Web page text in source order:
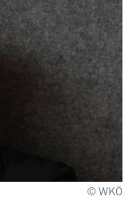
© WKÖ